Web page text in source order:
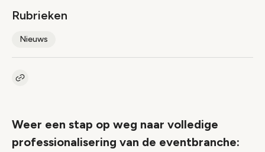
Rubrieken
Nieuws
Kopieer link naar artikel
Weer een stap op weg naar volledige
professionalisering van de eventbranche: